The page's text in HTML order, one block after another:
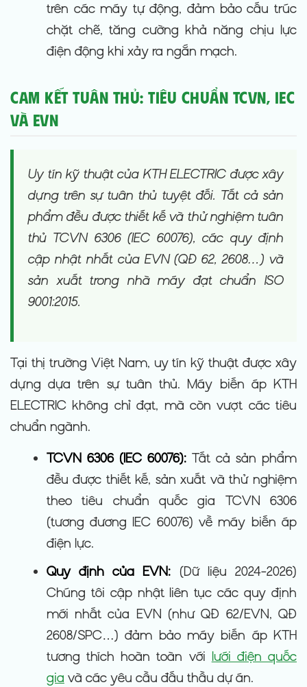
trên các máy tự động, đảm bảo cấu trúc
chặt chẽ, tăng cường khả năng chịu lực
điện động khi xảy ra ngắn mạch.
Cam kết Tuân thủ: Tiêu chuẩn TCVN, IEC
và EVN
Uy tín kỹ thuật của KTH ELECTRIC được xây
dựng trên sự tuân thủ tuyệt đối. Tất cả sản
phẩm đều được thiết kế và thử nghiệm tuân
thủ TCVN 6306 (IEC 60076), các quy định
cập nhật nhất của EVN (QĐ 62, 2608…) và
sản xuất trong nhà máy đạt chuẩn ISO
9001:2015.
Tại thị trường Việt Nam, uy tín kỹ thuật được xây
dựng dựa trên sự tuân thủ. Máy biến áp KTH
ELECTRIC không chỉ đạt, mà còn vượt các tiêu
chuẩn ngành.
TCVN 6306 (IEC 60076):Tất cả sản phẩm
đều được thiết kế, sản xuất và thử nghiệm
theo tiêu chuẩn quốc gia TCVN 6306
(tương đương IEC 60076) về máy biến áp
điện lực.
Quy định của EVN: (Dữ liệu 2024-2026)
Chúng tôi cập nhật liên tục các quy định
mới nhất của EVN (như QĐ 62/EVN, QĐ
2608/SPC…) đảm bảo máy biến áp KTH
tương thích hoàn toàn với lưới điện quốc
gia và các yêu cầu đấu thầu dự án.